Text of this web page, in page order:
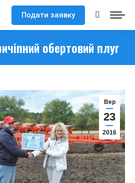
Подати заявку Search:
обертовий плуг
Вер
23
2016